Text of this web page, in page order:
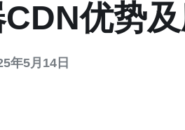
优势
年5月14日